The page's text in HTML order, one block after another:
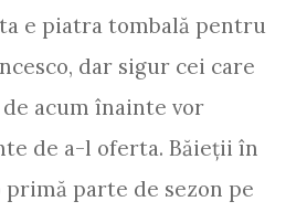
e piatra tombală pentru
dar sigur cei care
acum înainte vor
de a-l oferta. Băieții în
primă parte de sezon pe